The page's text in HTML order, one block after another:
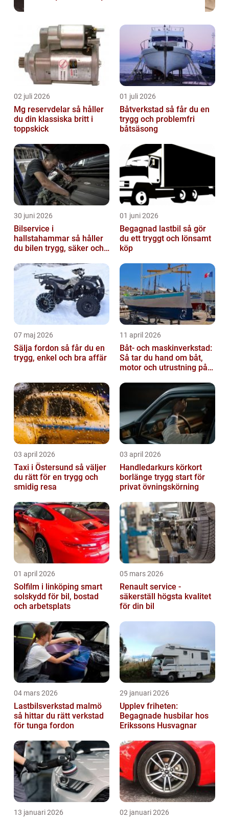
02 juli 2026
Mg reservdelar så håller
du din klassiska britt i
toppskick
01 juli 2026
Båtverkstad så får du en
trygg och problemfri
båtsäsong
30 juni 2026
Bilservice i
hallstahammar så håller
du bilen trygg, säker och
01 juni 2026
Begagnad lastbil så gör
du ett tryggt och lönsamt
köp
07 maj 2026
Sälja fordon så får du en
trygg, enkel och bra affär
11 april 2026
Båt- och maskinverkstad:
Så tar du hand om båt,
motor och utrustning på
03 april 2026
Taxi i Östersund så väljer
du rätt för en trygg och
smidig resa
03 april 2026
Handledarkurs körkort
borlänge trygg start för
privat övningskörning
01 april 2026
Solfilm i linköping smart
solskydd för bil, bostad
och arbetsplats
05 mars 2026
Renault service -
säkerställ högsta kvalitet
för din bil
04 mars 2026
Lastbilsverkstad malmö
så hittar du rätt verkstad
för tunga fordon
29 januari 2026
Upplev friheten:
Begagnade husbilar hos
Erikssons Husvagnar
13 januari 2026 02 januari 2026